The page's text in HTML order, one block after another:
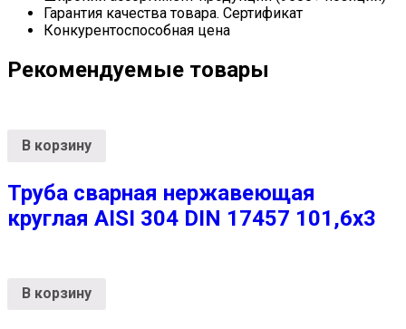
Гарантия качества товара. Сертификат
Конкурентоспособная цена
Рекомендуемые товары
В корзину
Труба сварная нержавеющая
круглая AISI 304 DIN 17457 101,6х3
В корзину